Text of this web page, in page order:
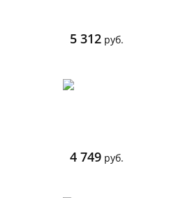
5 312 руб.
4 749 руб.